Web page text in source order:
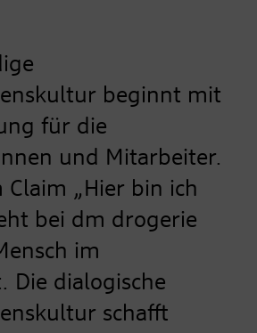
beginnt mit
für die
und Mitarbeiter.
Claim „Hier bin ich
bei dm drogerie
im
Die dialogische
schafft